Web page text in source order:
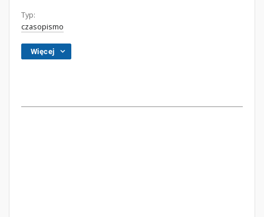
Typ:
czasopismo
Więcej